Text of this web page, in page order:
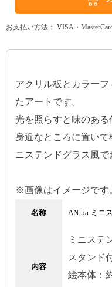
お支払い方法： VISA・
アクリル板とカラー
たアートです。
光を照らすと味のある
身近なところに置いて
ニステンドグラス風で
※画像はイメージです
名称 AN-5a ミニ
内容
ミニステ
スタンド
絵本体：